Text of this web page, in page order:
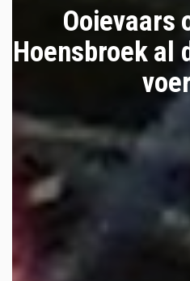
Ooievaars
Hoensbroek al